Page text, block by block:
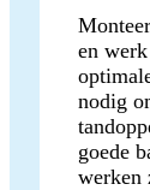
en
nodig
goede
werken